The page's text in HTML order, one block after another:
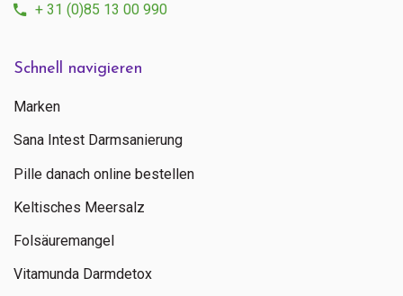
Schnell navigieren
Marken
Sana Intest Darmsanierung
Pille danach online bestellen
Keltisches Meersalz
Folsäuremangel
Vitamunda Darmdetox
+ 31 (0)85 13 00 990